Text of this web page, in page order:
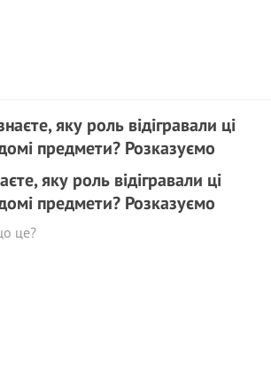
яку роль відігравали ці
предмети? Розказуємо
це?